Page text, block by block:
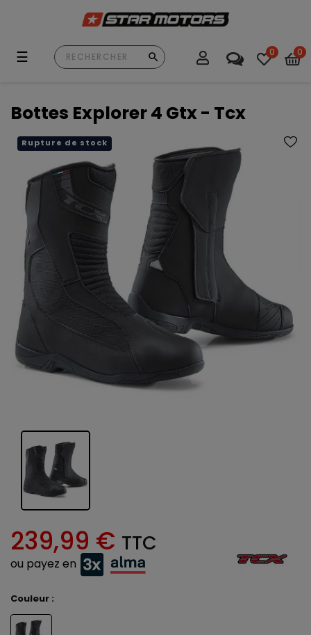
Basculer
☰ 0 0
Bottes Explorer 4 Gtx - Tcx
Rupture de stock
239,99 € TTC
ou payez en
Couleur :